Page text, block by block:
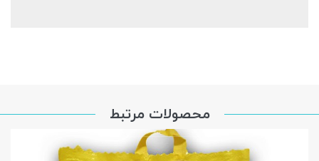
محصولات مرتبط